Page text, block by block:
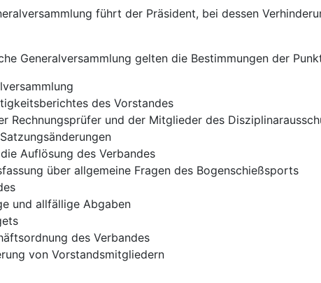
führt der Präsident, bei dessen
Generalversammlung gelten die Bestimmungen der
des Vorstandes
Rechnungsprüfer und der Mitglieder des
Auflösung des Verbandes
über allgemeine Fragen des Bogenschießsports
und allfällige Abgaben
des Verbandes
von Vorstandsmitgliedern